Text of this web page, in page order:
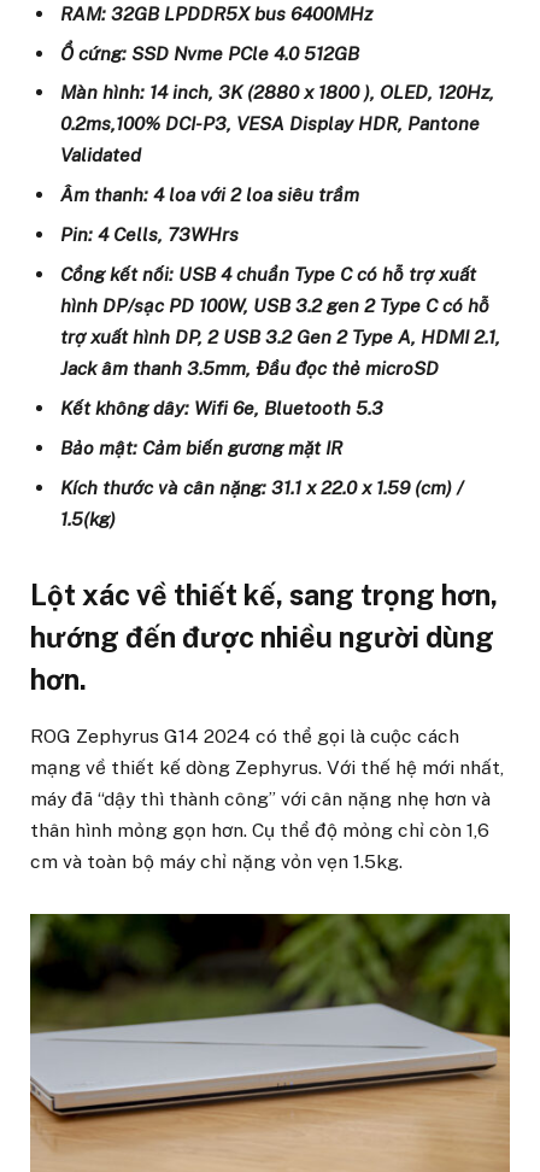
RAM: 32GB LPDDR5X bus 6400MHz
Ổ cứng: SSD Nvme PCle 4.0 512GB
Màn hình: 14 inch, 3K (2880 x 1800 ), OLED, 120Hz,
0.2ms,100% DCI-P3, VESA Display HDR, Pantone
Validated
Âm thanh: 4 loa với 2 loa siêu trầm
Pin: 4 Cells, 73WHrs
Cổng kết nối: USB 4 chuẩn Type C có hỗ trợ xuất
hình DP/sạc PD 100W, USB 3.2 gen 2 Type C có hỗ
trợ xuất hình DP, 2 USB 3.2 Gen 2 Type A, HDMI 2.1,
Jack âm thanh 3.5mm, Đầu đọc thẻ microSD
Kết không dây: Wifi 6e, Bluetooth 5.3
Bảo mật: Cảm biến gương mặt IR
Kích thước và cân nặng: 31.1 x 22.0 x 1.59 (cm) /
1.5(kg)
Lột xác về thiết kế, sang trọng hơn,
hướng đến được nhiều người dùng
hơn.
ROG Zephyrus G14 2024 có thể gọi là cuộc cách
mạng về thiết kế dòng Zephyrus. Với thế hệ mới nhất,
máy đã “dậy thì thành công” với cân nặng nhẹ hơn và
thân hình mỏng gọn hơn. Cụ thể độ mỏng chỉ còn 1,6
cm và toàn bộ máy chỉ nặng vỏn vẹn 1.5kg.